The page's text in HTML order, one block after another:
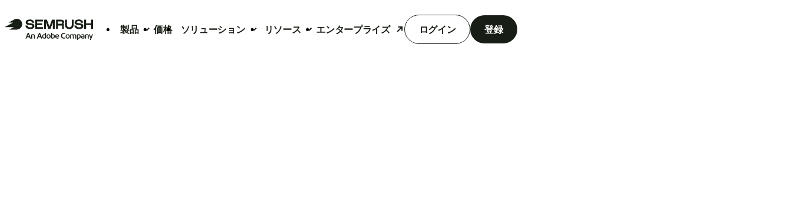
製品 価格 ソリューション リソース エンタープライズ ログイン 登録